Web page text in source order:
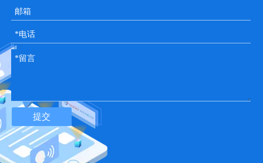
提交